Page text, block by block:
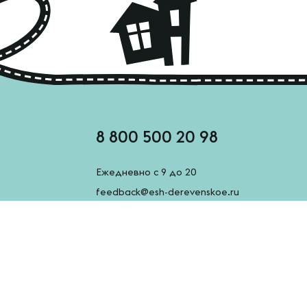
8 800 500 20 98
Ежедневно с 9 до 20
feedback@esh-derevenskoe.ru